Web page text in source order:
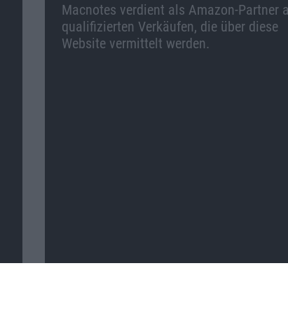
Macnotes verdient als Amazon-Partner
qualifizierten Verkäufen, die über diese
Website vermittelt werden.